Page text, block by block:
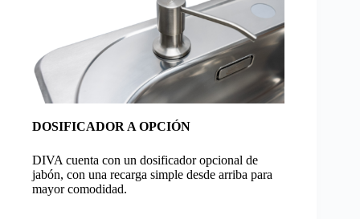
DOSIFICADOR A OPCIÓN
DIVA cuenta con un dosificador opcional de
jabón, con una recarga simple desde arriba para
mayor comodidad.